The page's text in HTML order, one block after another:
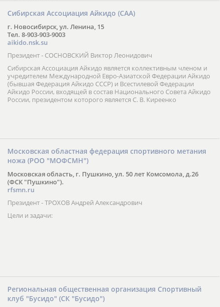
Сибирская Ассоциация Айкидо (САА)
г. Новосибирск, ул. Ленина, 15
Тел. 8-903-903-9003
aikido.nsk.su
Президент - СОСНОВСКИЙ Виктор Леонидович
Сибирская Ассоциация Айкидо является коллективным членом и
учредителем Международной Евро-Азиатской Федерации Айкидо
(бывшая Федерация Айкидо СССР) и Всестилевой Федерации
Айкидо России, входящей в состав Национального Совета Айкидо
России, президентом которого является С. В. Киреенко
Московская областная федерация спортивного метания
ножа (РОО "МОФСМН")
Московская область, г. Пушкино, ул. 50 лет Комсомола, д.26
(ФСК "Пушкино").
rfsmn.ru
Президент - ТРОХОВ Андрей Александрович
Цели и задачи:
Региональная общественная организация Спортивный
клуб "Бусидо" (СК "Бусидо")